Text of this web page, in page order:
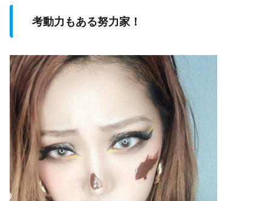
考動力もある努力家！